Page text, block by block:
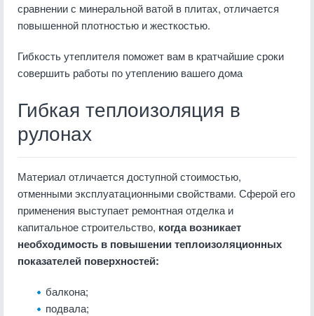
сравнении с минеральной ватой в плитах, отличается
повышенной плотностью и жесткостью.
Гибкость утеплителя поможет вам в кратчайшие сроки
совершить работы по утеплению вашего дома
Гибкая теплоизоляция в
рулонах
Материал отличается доступной стоимостью,
отменными эксплуатационными свойствами. Сферой его
применения выступает ремонтная отделка и
капитальное строительство, когда возникает
необходимость в повышении теплоизоляционных
показателей поверхностей:
балкона;
подвала;